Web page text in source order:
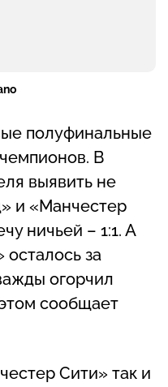
полуфинальные
В
выявить не
и «Манчестер
ничьей – 1:1. А
за
огорчил
сообщает
Сити» так и